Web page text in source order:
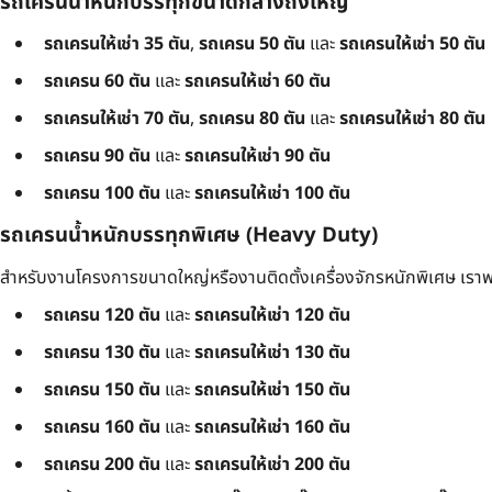
รถเครนให้เช่า 35 ตัน, รถเครน 50 ตัน และรถเครนให้เช่า 50 ตัน
รถเครน 60 ตัน และรถเครนให้เช่า 60 ตัน
รถเครนให้เช่า 70 ตัน, รถเครน 80 ตัน และรถเครนให้เช่า 80 ตัน
รถเครน 90 ตัน และรถเครนให้เช่า 90 ตัน
รถเครน 100 ตัน และรถเครนให้เช่า 100 ตัน
รถเครนน้ำหนักบรรทุกพิเศษ (Heavy Duty)
สำหรับงานโครงการขนาดใหญ่หรืองานติดตั้งเครื่องจักรหนักพิเศษ เรา
รถเครน 120 ตัน และรถเครนให้เช่า 120 ตัน
รถเครน 130 ตัน และรถเครนให้เช่า 130 ตัน
รถเครน 150 ตัน และรถเครนให้เช่า 150 ตัน
รถเครน 160 ตัน และรถเครนให้เช่า 160 ตัน
รถเครน 200 ตัน และรถเครนให้เช่า 200 ตัน